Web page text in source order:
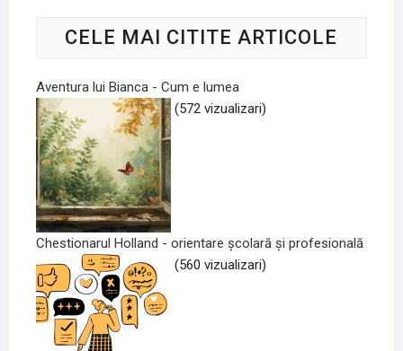
CELE MAI CITITE ARTICOLE
Aventura lui Bianca - Cum e lumea
(572 vizualizari)
Chestionarul Holland - orientare școlară și profesională
(560 vizualizari)